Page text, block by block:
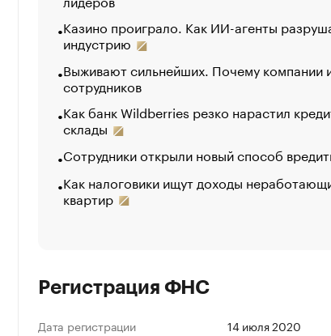
Казино проиграло. Как ИИ-агенты
индустрию
Выживают сильнейших. Почему компании
сотрудников
Как банк Wildberries резко нарастил
склады
Сотрудники открыли новый способ
Как налоговики ищут доходы
квартир
Регистрация ФНС
Дата регистрации
14 июля 2020